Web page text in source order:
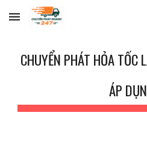
Skip to main content
CHUYỂN PHÁT HỎA TỐC
ÁP